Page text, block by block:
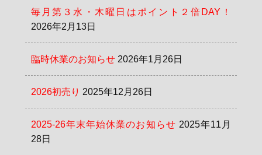
毎月第３水・木曜日はポイント２倍DAY！
2026年2月13日
臨時休業のお知らせ 2026年1月26日
2026初売り 2025年12月26日
2025-26年末年始休業のお知らせ 2025年11月
28日